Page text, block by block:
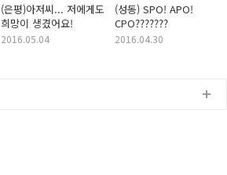
(은평)아저씨... 저에게도
희망이 생겼어요!
2016.05.04
(성동) SPO! APO!
CPO???????
2016.04.30